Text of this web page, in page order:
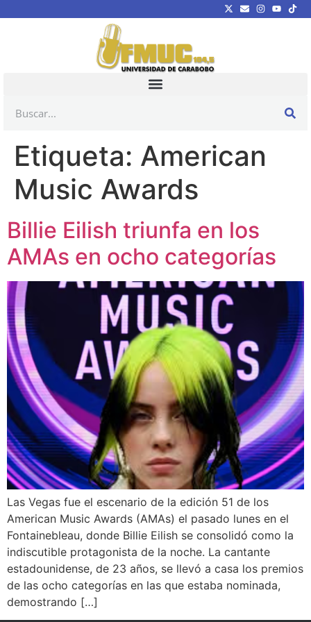
Etiqueta: American
Music Awards
Billie Eilish triunfa en los
AMAs en ocho categorías
Las Vegas fue el escenario de la edición 51 de los
American Music Awards (AMAs) el pasado lunes en el
Fontainebleau, donde Billie Eilish se consolidó como la
indiscutible protagonista de la noche. La cantante
estadounidense, de 23 años, se llevó a casa los premios
de las ocho categorías en las que estaba nominada,
demostrando […]